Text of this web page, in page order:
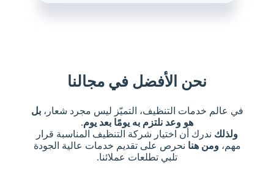
نحن الأفضل في مجالنا
في عالم خدمات التنظيف، التميّز ليس مجرد شعار،بل
هو وعد نلتزم به يومًا بعد يوم.
ولذلك ندرك أن اختيار شركة التنظيف المناسبة قرار
مهم،ومن هنا نحرص على تقديم خدمات عالية الجودة
تلبي تطلعات عملائنا.